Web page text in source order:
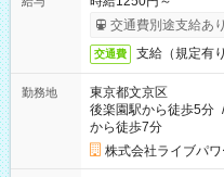
交通費別途支給あり
交通費 支給（規定有り
勤務地
東京都文京区
後楽園駅から徒歩5分
から徒歩7分
株式会社ライブパワ